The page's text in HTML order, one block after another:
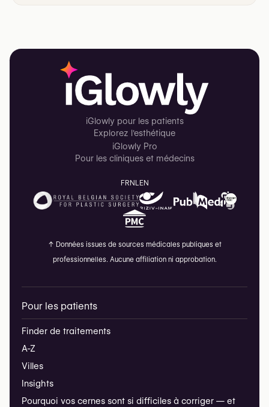
iGlowly pour les patients
Explorez l'esthétique
iGlowly Pro
Pour les cliniques et médecins
FRNL EN
↑ Données issues de sources médicales publiques et
professionnelles. Aucune affiliation ni approbation.
Pour les patients
Finder de traitements
A-Z
Villes
Insights
Pourquoi vos cernes sont si difficiles à corriger — et